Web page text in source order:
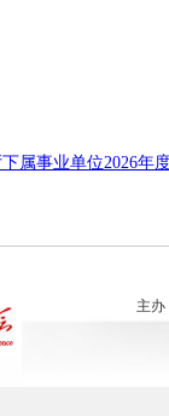
属事业单位2026年
主